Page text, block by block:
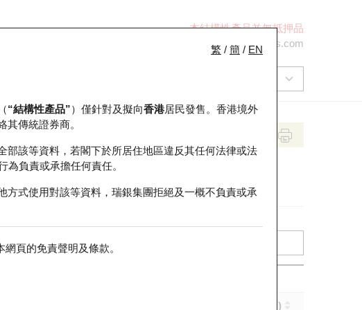
本結構性產品並無抵押品
ol-hkwarrants@ubs.com
繁 / 簡 / EN
“結構性產品”）僅針對及擬向香港居民發售。香港境外
傳統證券商。
該等資料，若閣下於所居住地區違反其任何法律或法
為負責或承擔任何責任。
式使用對該等資料，瑞銀集團拒絕及一概不負責或承
網頁的免責聲明及條款。
到期日 (年-月-日)